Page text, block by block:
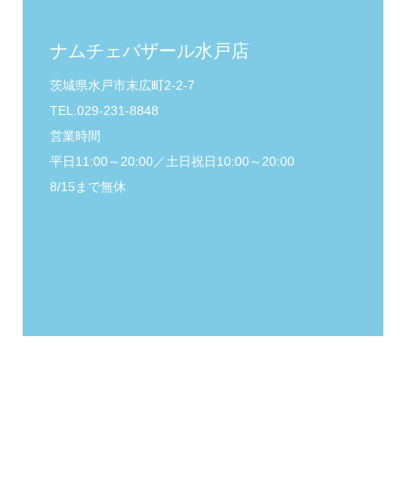
ナムチェバザール水戸店
茨城県水戸市末広町2-2-7
TEL.029-231-8848
営業時間
平日11:00～20:00／土日祝日10:00～20:00
8/15まで無休